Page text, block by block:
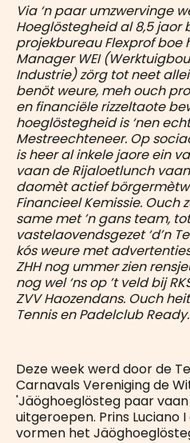
Via ‘n paar umzwervinge
Hoeglöstegheid al 8,5 jaor
projekbureau Flexprof boe
Manager WEI
Industrie) zörg tot neet
benöt weure, meh ouch
en financiële rizzeltaote
hoeglöstegheid is ‘nen
Mestreechteneer. Op
is heer al inkele jaore ein
vaan de Rijaloetlunch
daomèt actief
Financieel Kemissie. Ouch
same met ’n gans team,
vastelaovendsgezet ‘d’n
kós weure met
ZHH nog ummer zien
nog wel ‘ns op ’t veld bij
ZVV Haozendans. Ouch
Tennis en Padelclub Ready.
Deze week werd door de
Carnavals Vereniging de
'Jäöghoeglösteg paar
uitgeroepen. Prins Luciano
vormen het